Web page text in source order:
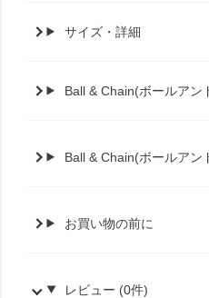
サイズ・詳細
Ball & Chain(ボールアン
Ball & Chain(ボールアン
お買い物の前に
レビュー (0件)